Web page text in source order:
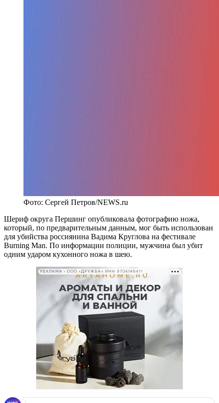
Фото: Сергей Петров/NEWS.ru
Шериф округа Першинг опубликовала фотографию ножа,
который, по предварительным данным, мог быть использован
для убийства россиянина Вадима Круглова на фестивале
Burning Man. По информации полиции, мужчина был убит
одним ударом кухонного ножа в шею.
РЕКЛАМА • ООО «ДРУЖБА» ИНН 9704146411